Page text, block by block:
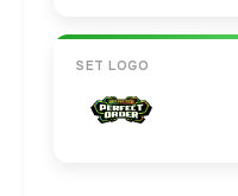
SET LOGO